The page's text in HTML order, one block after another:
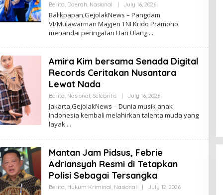
Berita Daerah Nasional | July 16, 2026B
T
A
A
N
Balikpapan,GejolakNews – Pangdam
VI/Mulawarman Mayjen TNI Krido Pramono
menandai peringatan Hari Ulang
Amira Kim bersama Senada Digital
Records Ceritakan Nusantara
Lewat Nada
Berita Nasional Selebritis | July 16, 2026B
T
A
A
N
Jakarta,GejolakNews – Dunia musik anak
Indonesia kembali melahirkan talenta muda yang
layak
Mantan Jam Pidsus, Febrie
Adriansyah Resmi di Tetapkan
Polisi Sebagai Tersangka
Berita Hukum Kriminal Nasional | July 12, 2026B